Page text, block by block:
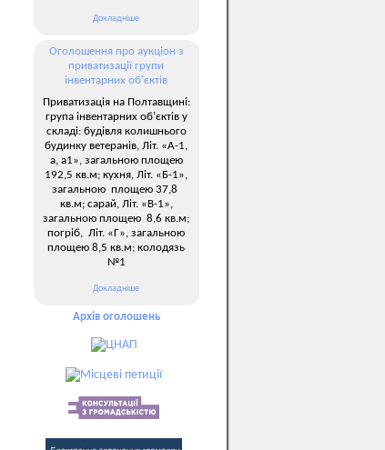
Докладніше
Оголошення про аукціон з
приватизації групи
інвентарних об’єктів
Приватизація на Полтавщині:
група інвентарних об’єктів у
складі: будівля колишнього
будинку ветеранів, Літ. «А-1,
а, а1», загальною площею
192,5 кв.м; кухня, Літ. «Б-1»,
загальною площею 37,8
кв.м; сарай, Літ. «В-1»,
загальною площею 8,6 кв.м;
погріб, Літ. «Г», загальною
площею 8,5 кв.м; колодязь
№1
Докладніше
Архів оголошень